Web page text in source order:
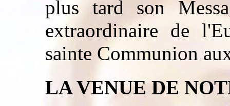
plus tard son
extraordinaire de
sainte Communion
LA VENUE DE